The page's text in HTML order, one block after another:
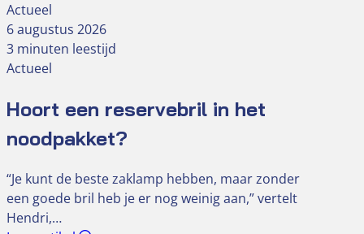
Actueel
6 augustus 2026
3 minuten leestijd
Actueel
Hoort een reservebril in het
noodpakket?
“Je kunt de beste zaklamp hebben, maar zonder
een goede bril heb je er nog weinig aan,” vertelt
Hendri,…